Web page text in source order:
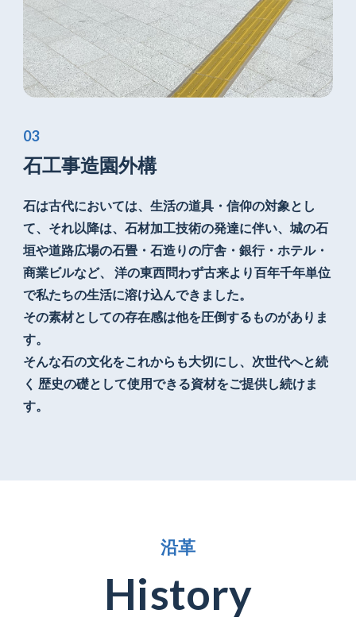
石工事造園外構
石は古代においては、生活の道具・信仰の対象とし
て、それ以降は、石材加工技術の発達に伴い、城の石
垣や道路広場の石畳・石造りの庁舎・銀行・ホテル・
商業ビルなど、 洋の東西問わず古来より百年千年単位
で私たちの生活に溶け込んできました。
その素材としての存在感は他を圧倒するものがありま
す。
そんな石の文化をこれからも大切にし、次世代へと続
く 歴史の礎として使用できる資材をご提供し続けま
す。
沿革
History